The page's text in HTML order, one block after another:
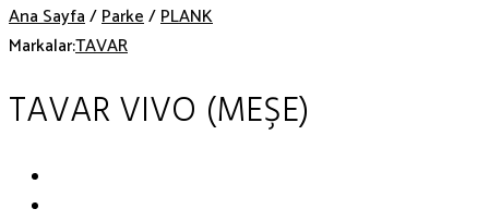
Ana Sayfa/Parke/PLANK
Markalar:TAVAR
TAVAR VIVO (MEŞE)